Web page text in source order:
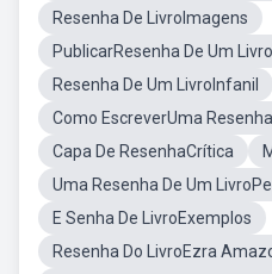
Resenha De LivroImagens
PublicarResenha De Um Livro
Resenha De Um LivroInfanil
Como EscreverUma
Capa De ResenhaCrítica
Uma Resenha De Um
E Senha De LivroExemplos
Resenha Do LivroEzra